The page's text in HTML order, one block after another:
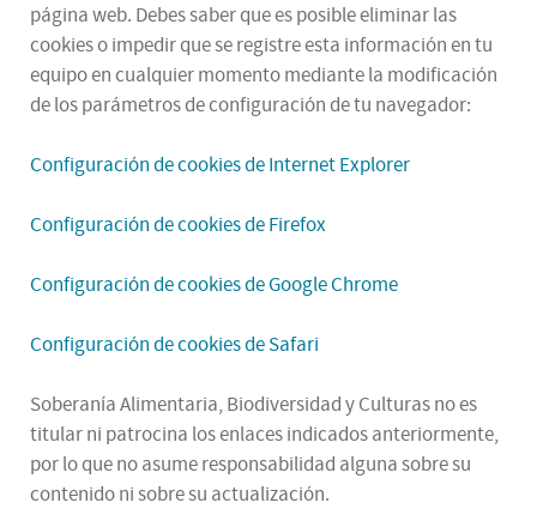
página web. Debes saber que es posible eliminar las
cookies o impedir que se registre esta información en tu
equipo en cualquier momento mediante la modificación
de los parámetros de configuración de tu navegador:
Configuración de cookies de Internet Explorer
Configuración de cookies de Firefox
Configuración de cookies de Google Chrome
Configuración de cookies de Safari
Soberanía Alimentaria, Biodiversidad y Culturas no es
titular ni patrocina los enlaces indicados anteriormente,
por lo que no asume responsabilidad alguna sobre su
contenido ni sobre su actualización.